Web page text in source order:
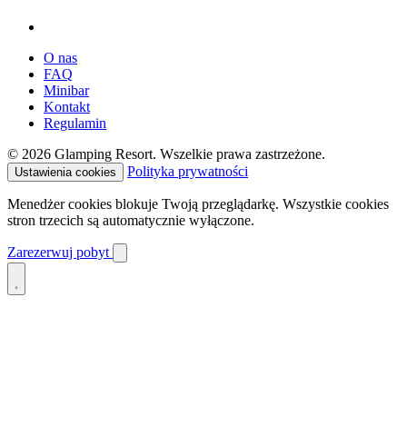
O nas
FAQ
Minibar
Kontakt
Regulamin
© 2026 Glamping Resort. Wszelkie prawa zastrzeżone.
Ustawienia cookies Polityka prywatności
Menedżer cookies blokuje Twoją przeglądarkę. Wszystkie cookies
stron trzecich są automatycznie wyłączone.
Zarezerwuj pobyt